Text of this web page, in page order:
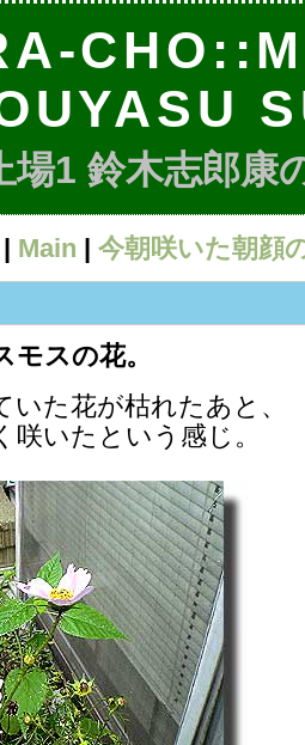
場1 鈴木志郎
| Main | 今朝咲いた朝顔
スの花。
いた花が枯れたあと、
いたという感じ。